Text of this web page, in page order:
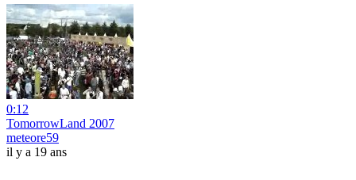
0:12
TomorrowLand 2007
meteore59
il y a 19 ans